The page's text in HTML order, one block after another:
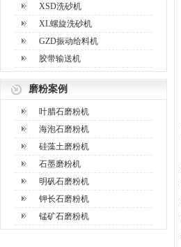
XSD洗砂机
XL螺旋洗砂机
GZD振动给料机
胶带输送机
磨粉案例
叶腊石磨粉机
海泡石磨粉机
硅藻土磨粉机
石墨磨粉机
明矾石磨粉机
钾长石磨粉机
锰矿石磨粉机